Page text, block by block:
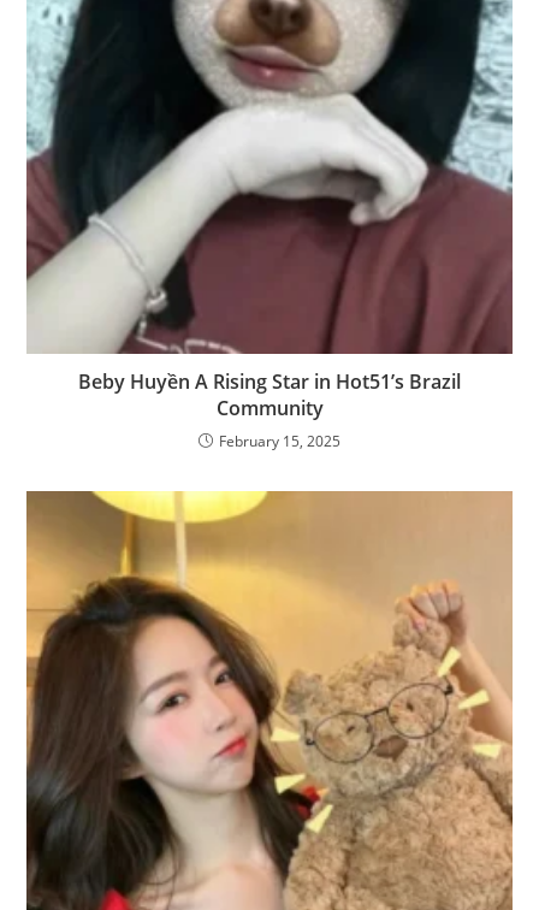
Beby Huyền A Rising Star in Hot51’s Brazil
Community
February 15, 2025